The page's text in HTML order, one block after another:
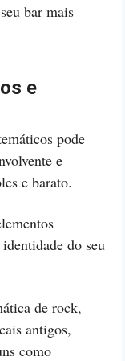
bar mais
e
pode
e
e barato.
do seu
de rock,
antigos,
como